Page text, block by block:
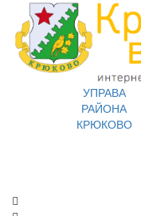
УПРАВА
РАЙОНА
КРЮКОВО